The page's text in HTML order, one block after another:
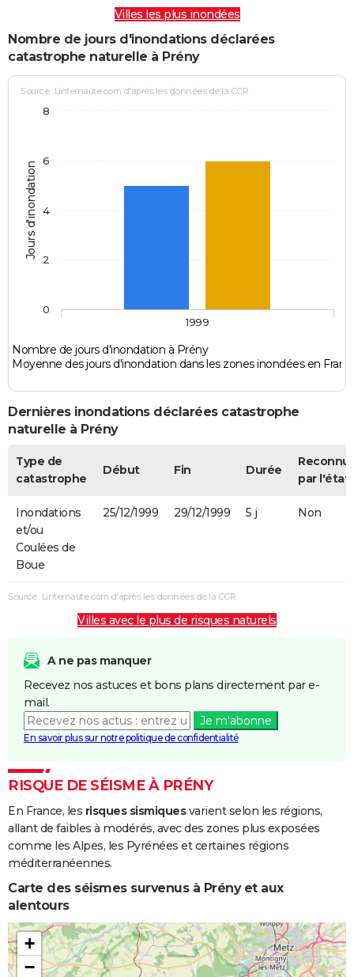
Villes les plus inondées
Nombre de jours d'inondations déclarées
catastrophe naturelle à Prény
Jours d'inondation
Source : Linternaute.com d'après les données de la CCR
Nombre de jours d'inondation à Prény
Moyenne des jours d'inondation dans les zones inondées en
1999
0
2
4
6
8
Dernières inondations déclarées catastrophe
naturelle à Prény
Type de
catastrophe
Début Fin Durée
par l'état
Inondations
et/ou
Coulées de
Boue
25/12/1999 29/12/1999 5 j Non
Source : Linternaute.com d'après les données de la CCR
Villes avec le plus de risques naturels
A ne pas manquer
Recevez nos astuces et bons plans directement par e-
mail.
Je m'abonne
En savoir plus sur notre politique de confidentialité
RISQUE DE SÉISME À PRÉNY
En France, les risques sismiquesvarient selon les régions,
allant de faibles à modérés, avec des zones plus exposées
comme les Alpes, les Pyrénées et certaines régions
méditerranéennes.
Carte des séismes survenus à Prény et aux
alentours
+
−